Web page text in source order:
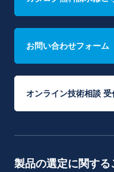
お問い合わせフォーム
オンライン技術相談 受
製品の選定に関す